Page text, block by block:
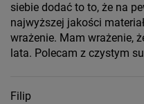
siebie dodać to to, że na
najwyższej jakości
wrażenie. Mam wrażenie,
lata. Polecam z czystym
Filip